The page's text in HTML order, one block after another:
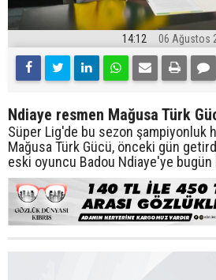
14:12 06 Ağustos
Ndiaye resmen Mağusa Türk
Süper Lig'de bu sezon şampiyonluk
Mağusa Türk Gücü, önceki gün
eski oyuncu Badou Ndiaye'ye bugün